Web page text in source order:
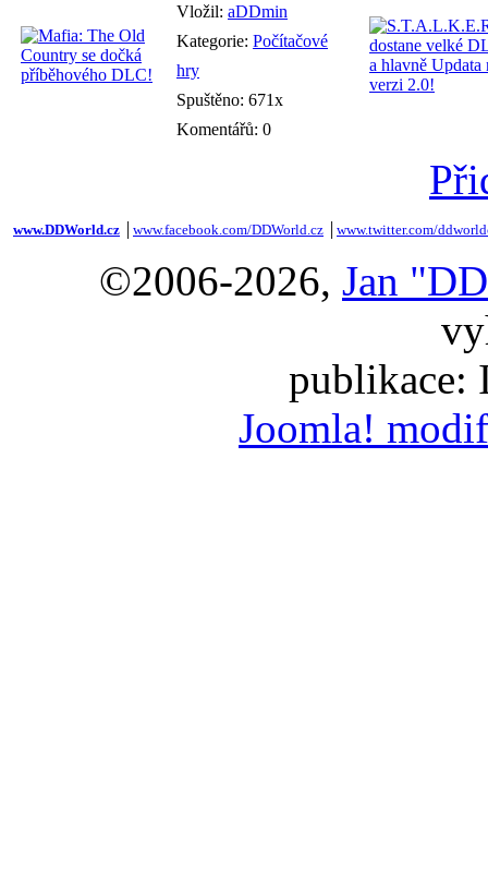
Vložil: aDDmin
Kategorie: Počítačové
hry
Spuštěno: 671x
Komentářů: 0
www.DDWorld.cz www.facebook.com/DDWorld.cz www.twitter.com/
©2006-2026, Jan
publikace:
Joomla!